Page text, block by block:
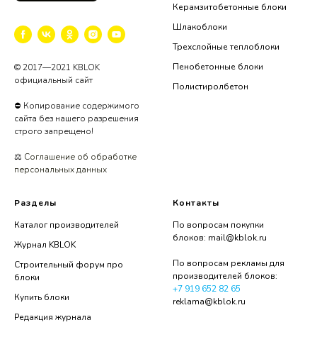
© 2017—2021 KBLOK
официальный сайт
⛔ Копирование содержимого
сайта без нашего разрешения
строго запрещено!
⚖️ Соглашение об обработке
персональных данных
Керамзитобетонные блоки
Шлакоблоки
Трехслойные теплоблоки
Пенобетонные блоки
Полистиролбетон
Разделы
Каталог производителей
Журнал KBLOK
Строительный форум про
блоки
Купить блоки
Редакция журнала
Контакты
По вопросам покупки
блоков: mail@kblok.ru
По вопросам рекламы для
производителей блоков:
+7 919 652 82 65
reklama@kblok.ru